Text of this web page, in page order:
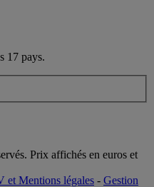
17 pays.
Prix affichés en euros et
et Mentions légales - Gestion